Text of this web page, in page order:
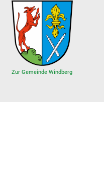
Zur Gemeinde Windberg